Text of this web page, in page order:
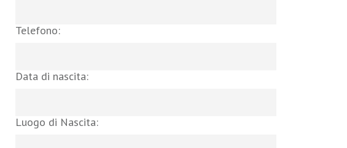
Telefono:
Data di nascita:
Luogo di Nascita: